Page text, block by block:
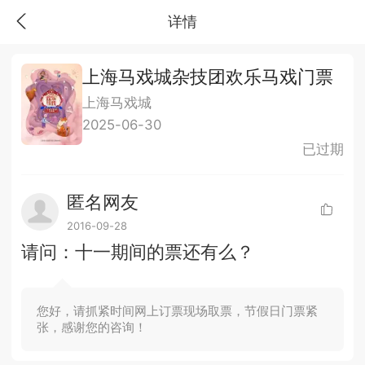
详情
上海马戏城杂技团欢乐马戏门票
上海马戏城
2025-06-30
已过期
匿名网友
2016-09-28
请问：十一期间的票还有么？
您好，请抓紧时间网上订票现场取票，节假日门票紧
张，感谢您的咨询！